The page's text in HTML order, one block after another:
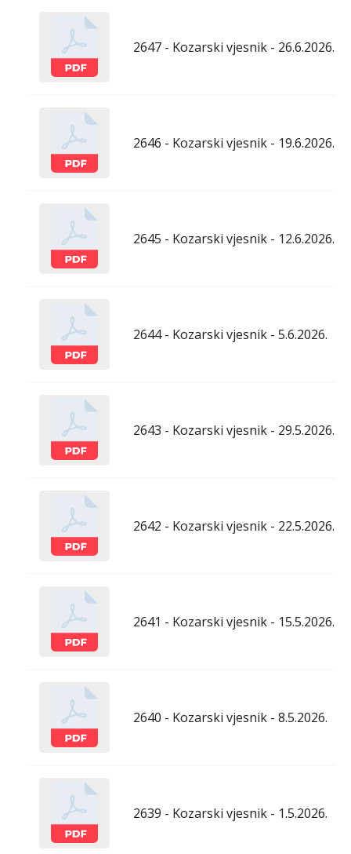
2647 - Kozarski vjesnik - 26.6.2026.
2646 - Kozarski vjesnik - 19.6.2026.
2645 - Kozarski vjesnik - 12.6.2026.
2644 - Kozarski vjesnik - 5.6.2026.
2643 - Kozarski vjesnik - 29.5.2026.
2642 - Kozarski vjesnik - 22.5.2026.
2641 - Kozarski vjesnik - 15.5.2026.
2640 - Kozarski vjesnik - 8.5.2026.
2639 - Kozarski vjesnik - 1.5.2026.